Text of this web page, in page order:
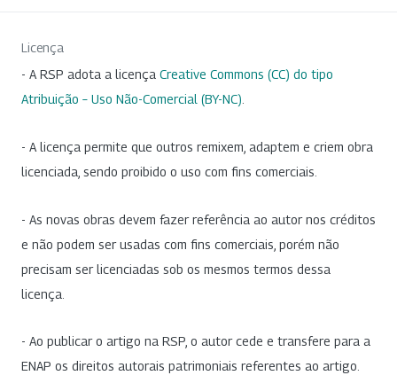
Licença
- A RSP adota a licença Creative Commons (CC) do tipo
Atribuição – Uso Não-Comercial (BY-NC)
- A licença permite que outros remixem, adaptem e criem obra
licenciada, sendo proibido o uso com fins comerciais.
- As novas obras devem fazer referência ao autor nos créditos
e não podem ser usadas com fins comerciais, porém não
precisam ser licenciadas sob os mesmos termos dessa
licença.
- Ao publicar o artigo na RSP, o autor cede e transfere para a
ENAP os direitos autorais patrimoniais referentes ao artigo.